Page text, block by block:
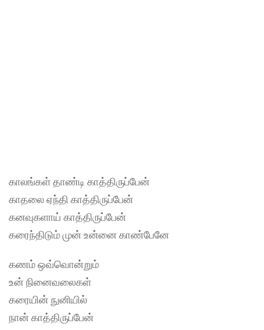
காலங்கள் தாண்டி காத்திருப்பேன்
காதலை ஏந்தி காத்திருப்பேன்
கனவுகளாய் காத்திருப்பேன்
கரைந்திடும் முன் உன்னை காண்பேனே
கணம் ஒவ்வொன்றும்
உன் நினைவலைகள்
கரையின் நுனியில்
நான் காத்திருப்பேன்